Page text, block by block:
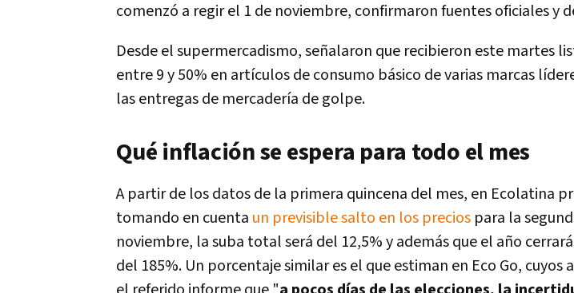
comenzó a regir el 1 de noviembre, confirmaron fuentes oficiales y
Desde el supermercadismo, señalaron que recibieron este martes
entre 9 y 50% en artículos de consumo básico de varias marcas
las entregas de mercadería de golpe.
Qué inflación se espera para todo el mes
A partir de los datos de la primera quincena del mes, en Ecolatina
tomando en cuenta un previsible salto en los precios para la
noviembre, la suba total será del 12,5% y además que el año
del 185%. Un porcentaje similar es el que estiman en Eco Go, cuyos